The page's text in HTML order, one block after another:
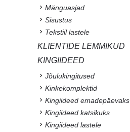
Mänguasjad
Sisustus
Tekstiil lastele
KLIENTIDE LEMMIKUD
KINGIIDEED
Jõulukingitused
Kinkekomplektid
Kingiideed emadepäevaks
Kingiideed katsikuks
Kingiideed lastele